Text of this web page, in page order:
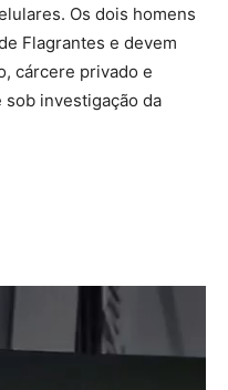
Os dois homens
Flagrantes e devem
cárcere privado e
sob investigação da